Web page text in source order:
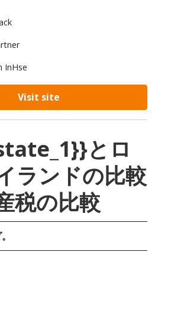
InHse
Visit site
とロ
ランドの比較
税の比較